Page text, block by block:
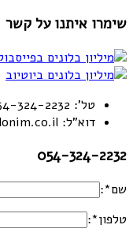
שימרו איתנו על קשר
טל': 054-324-2232
דוא"ל: Info@million-balonim.co.il
054-324-2232
שם*:
טלפון*: